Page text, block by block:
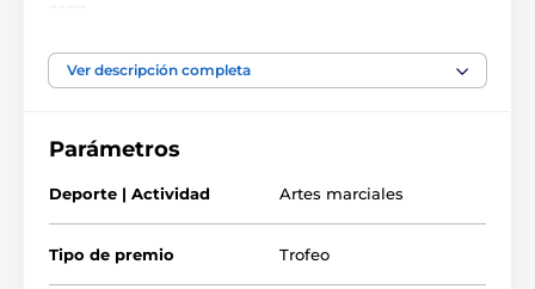
cargo adicional
el trofeo puede entregarse en un estuche de
regalo muy atractivo. Tenga en cuenta que el estuche no está
texto de su elección.
El producto aparece en las categorías
Trofeos de kárate
Ver descripción completa
Parámetros
Deporte | Actividad Artes marciales
Tipo de premio Trofeo